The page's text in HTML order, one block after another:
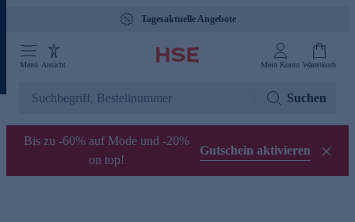
Tagesaktuelle Angebote
Menü Ansicht Mein Konto Warenkorb
Suchen
Bis zu -60% auf Mode und -20%
on top!
Gutschein aktivieren